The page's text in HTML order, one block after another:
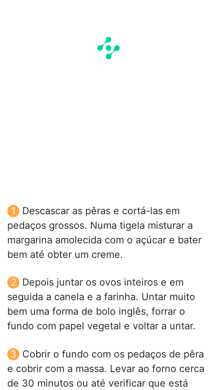
Descascar as pêras e cortá-las em
pedaços grossos. Numa tigela misturar a
margarina amolecida com o açúcar e bater
bem até obter um creme.
Depois juntar os ovos inteiros e em
seguida a canela e a farinha. Untar muito
bem uma forma de bolo inglês, forrar o
fundo com papel vegetal e voltar a untar.
Cobrir o fundo com os pedaços de pêra
e cobrir com a massa. Levar ao forno cerca
de 30 minutos ou até verificar que está